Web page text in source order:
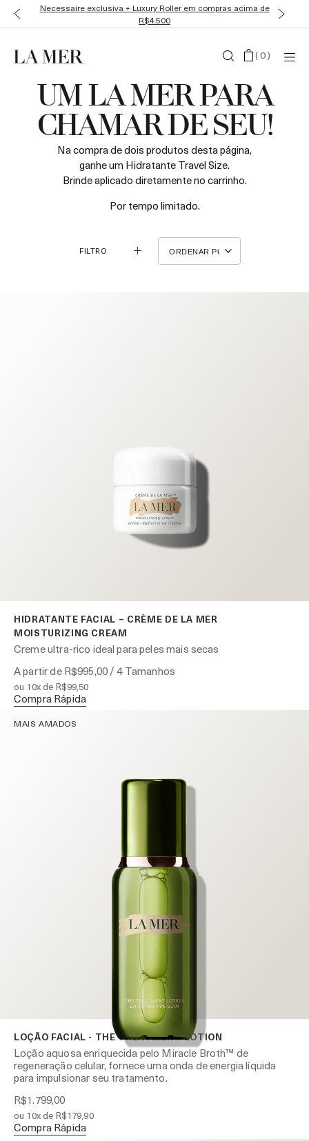
Necessaire exclusiva + Luxury Roller em compras acima de
R$4.500
(0)
UM LA MER PARA
CHAMAR DE SEU!
Na compra de dois produtos desta página,
ganhe um Hidratante Travel Size.
Brinde aplicado diretamente no carrinho.
Por tempo limitado.
FILTRO
HIDRATANTE FACIAL – CRÈME DE LA MER
MOISTURIZING CREAM
Creme ultra-rico ideal para peles mais secas
A partir deR$995,00/ 4 Tamanhos
ou 10x de R$99,50
Compra Rápida
MAIS AMADOS
LOÇÃO FACIAL - THE TREATMENT LOTION
Loção aquosa enriquecida pelo Miracle Broth™ de
regeneração celular, fornece uma onda de energia líquida
para impulsionar seu tratamento.
R$1.799,00
ou 10x de R$179,90
Compra Rápida